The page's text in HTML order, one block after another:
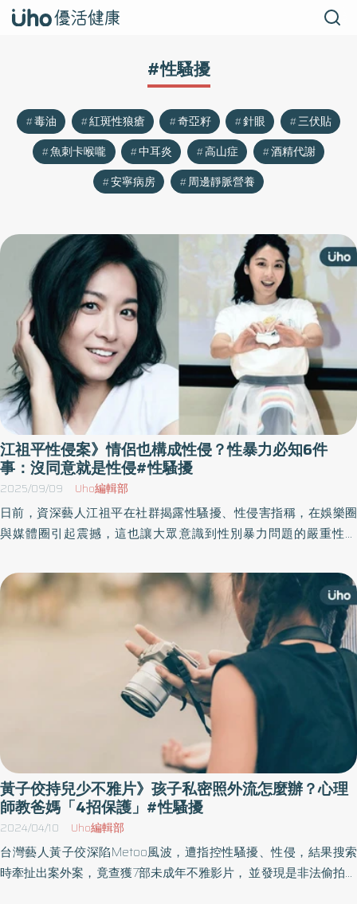
#性騷擾
毒油 紅斑性狼瘡 奇亞籽 針眼
三伏貼
魚刺卡喉嚨
中耳炎 高山症
酒精代謝
安寧病房
周邊靜脈營養
江祖平性侵案》情侶也構成性侵？性暴力必知6件
事：沒同意就是性侵#性騷擾
2025/09/09 Uho編輯部
日前，資深藝人江祖平在社群揭露性騷擾、性侵害指稱，在娛樂圈
與媒體圈引起震撼，這也讓大眾意識到性別暴力問題的嚴重性。
件事」，呼籲政府、媒體與全民共同努力，逐步建立一個更安全、
能守護每個人的社會環境。
黃子佼持兒少不雅片》孩子私密照外流怎麼辦？心理
師教爸媽「4招保護」#性騷擾
2024/04/10 Uho編輯部
台灣藝人黃子佼深陷Metoo風波，遭指控性騷擾、性侵，結果搜索
時牽扯出案外案，竟查獲7部未成年不雅影片， 並發現是非法偷拍平